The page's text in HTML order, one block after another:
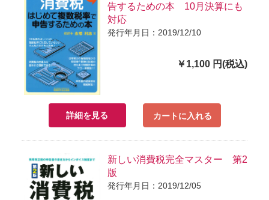
告するための本 10月決算にも
対応
発行年月日：2019/12/10
￥1,100 円(税込)
詳細を見る カートに入れる
新しい消費税完全マスター 第2
版
発行年月日：2019/12/05